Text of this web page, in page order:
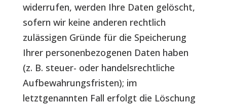
widerrufen, werden Ihre Daten gelöscht,
sofern wir keine anderen rechtlich
zulässigen Gründe für die Speicherung
Ihrer personenbezogenen Daten haben
(z. B. steuer- oder handelsrechtliche
Aufbewahrungsfristen); im
letztgenannten Fall erfolgt die Löschung